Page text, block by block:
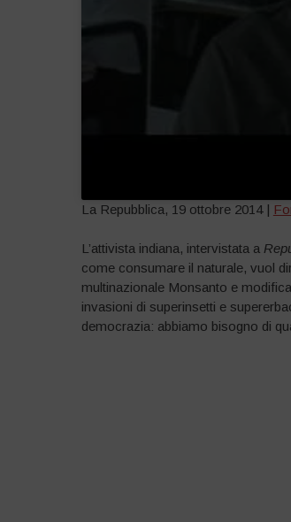
La Repubblica, 19 ottobre 2014 |
L’attivista indiana, intervistata a
come consumare il naturale, vuol
multinazionale Monsanto e
invasioni di superinsetti e
democrazia: abbiamo bisogno di